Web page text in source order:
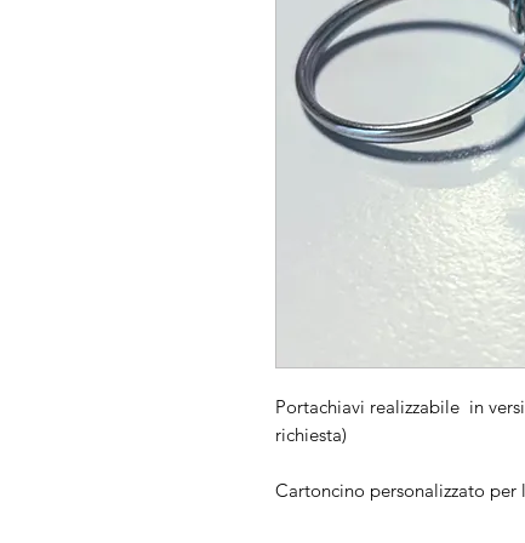
Portachiavi realizzabile in
richiesta)
Cartoncino personalizzato